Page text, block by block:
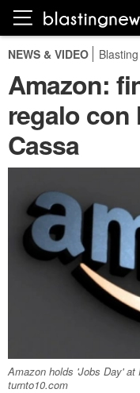
NEWS & VIDEO
Amazon:
regalo con
Cassa
Amazon holds 'Jobs Day' at
turnto10.com